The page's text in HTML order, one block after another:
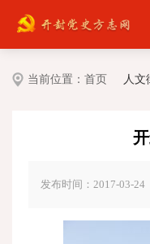
当前位置： 首页 人文
发布时间：2017-03-24